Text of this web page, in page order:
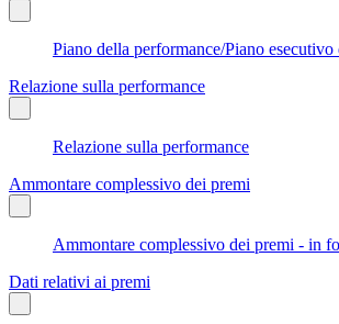
Piano della performance/Piano esecutivo
Relazione sulla performance
Relazione sulla performance
Ammontare complessivo dei premi
Ammontare complessivo dei premi - in
Dati relativi ai premi